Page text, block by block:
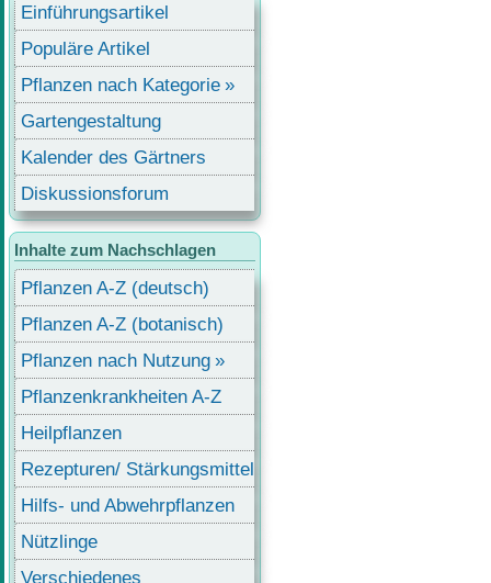
Einführungsartikel
Populäre Artikel
Pflanzen nach Kategorie
Gartengestaltung
Kalender des Gärtners
Diskussionsforum
Inhalte zum Nachschlagen
Pflanzen A-Z (deutsch)
Pflanzen A-Z (botanisch)
Pflanzen nach Nutzung
Pflanzenkrankheiten A-Z
Heilpflanzen
Rezepturen/ Stärkungsmittel
Hilfs- und Abwehrpflanzen
Nützlinge
Verschiedenes